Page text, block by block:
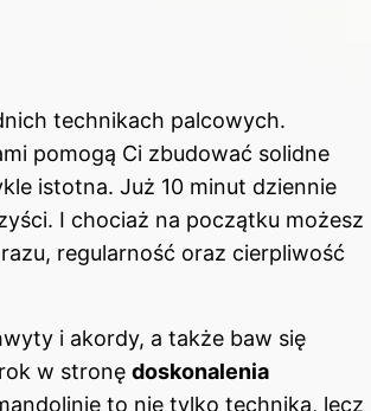
technikach palcowych.
pomogą Ci zbudować solidne
istotna. Już 10 minut dziennie
I chociaż na początku możesz
regularność oraz cierpliwość
i akordy, a także baw się
w stronę doskonalenia
to nie tylko technika, lecz